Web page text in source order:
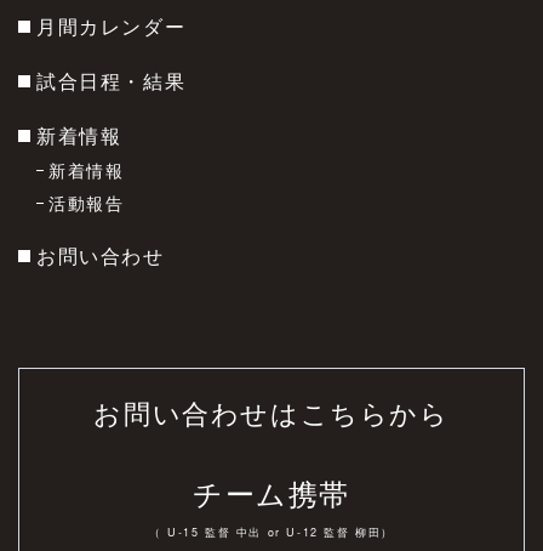
月間カレンダー
試合日程・結果
新着情報
新着情報
活動報告
お問い合わせ
お問い合わせはこちらから
チーム携帯
（ U-15 監督 中出 or U-12 監督 柳田）